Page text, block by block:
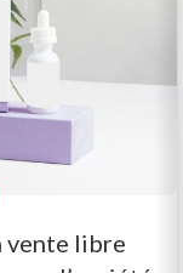
vente libre